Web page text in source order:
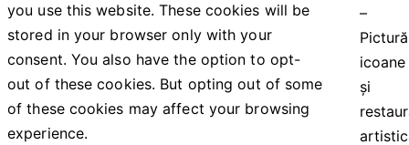
–
icoane
și
you use this website. These cookies will be
stored in your browser only with your
consent. You also have the option to opt-
out of these cookies. But opting out of some
of these cookies may affect your browsing
experience.